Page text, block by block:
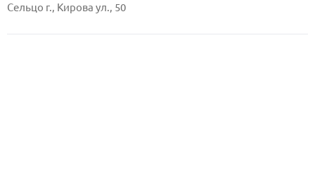
Сельцо г., Кирова ул., 50